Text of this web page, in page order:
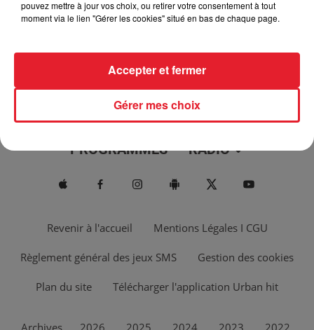
ACTUS MUSIQUES
PROGRAMMES RADIO
Revenir à l'accueil Mentions Légales I CGU
Règlement général des jeux SMS Gestion des cookies
Plan du site Télécharger l'application Urban hit
Archives 2026 2025 2024 2023 2022
pouvez mettre à jour vos choix, ou retirer votre consentement à tout
moment via le lien "Gérer les cookies" situé en bas de chaque page.
Gérer mes choix
Accepter et fermer